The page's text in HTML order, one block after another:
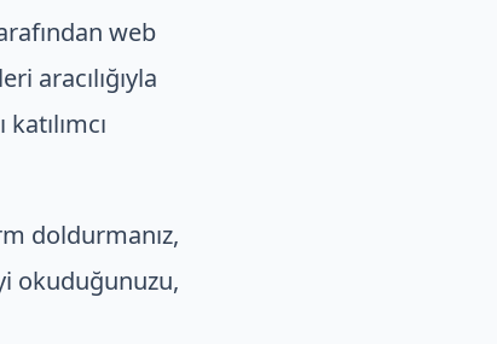
web
aracılığıyla
doldurmanız,
okuduğunuzu,